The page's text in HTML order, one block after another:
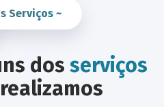
Serviços ~
dos serviços